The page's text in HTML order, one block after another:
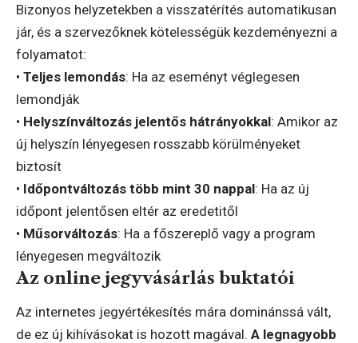
Bizonyos helyzetekben a visszatérítés automatikusan
jár, és a szervezőknek kötelességük kezdeményezni a
folyamatot:
• Teljes lemondás: Ha az eseményt véglegesen
lemondják
• Helyszínváltozás jelentős hátrányokkal: Amikor az
új helyszín lényegesen rosszabb körülményeket
biztosít
• Időpontváltozás több mint 30 nappal: Ha az új
időpont jelentősen eltér az eredetitől
• Műsorváltozás: Ha a főszereplő vagy a program
lényegesen megváltozik
Az online jegyvásárlás buktatói
Az internetes jegyértékesítés mára dominánssá vált,
de ez új kihívásokat is hozott magával. A legnagyobb